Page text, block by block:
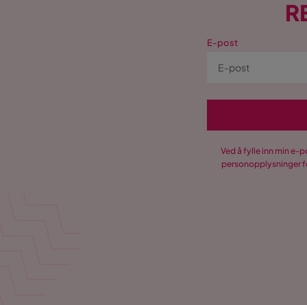
E-post
Ved å fylle inn min e-
personopplysninger